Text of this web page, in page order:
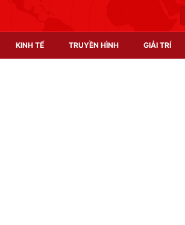
KINH TẾ TRUYỀN HÌNH GIẢI TRÍ